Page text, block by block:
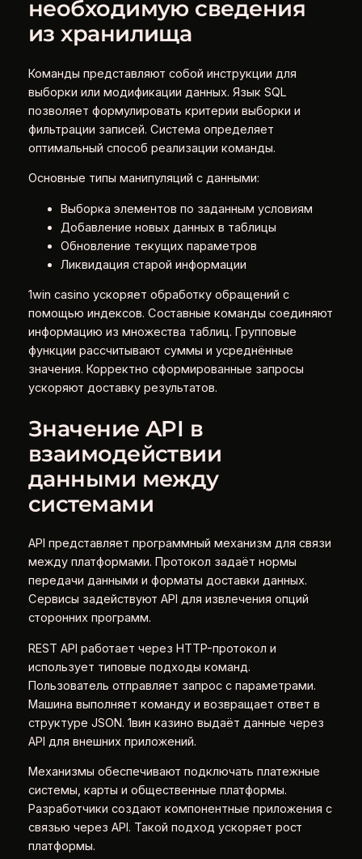
необходимую сведения
из хранилища
Команды представляют собой инструкции для
выборки или модификации данных. Язык SQL
позволяет формулировать критерии выборки и
фильтрации записей. Система определяет
оптимальный способ реализации команды.
Основные типы манипуляций с данными:
Выборка элементов по заданным условиям
Добавление новых данных в таблицы
Обновление текущих параметров
Ликвидация старой информации
1win casino ускоряет обработку обращений с
помощью индексов. Составные команды соединяют
информацию из множества таблиц. Групповые
функции рассчитывают суммы и усреднённые
значения. Корректно сформированные запросы
ускоряют доставку результатов.
Значение API в
взаимодействии
данными между
системами
API представляет программный механизм для связи
между платформами. Протокол задаёт нормы
передачи данными и форматы доставки данных.
Сервисы задействуют API для извлечения опций
сторонних программ.
REST API работает через HTTP-протокол и
использует типовые подходы команд.
Пользователь отправляет запрос с параметрами.
Машина выполняет команду и возвращает ответ в
структуре JSON. 1вин казино выдаёт данные через
API для внешних приложений.
Механизмы обеспечивают подключать платежные
системы, карты и общественные платформы.
Разработчики создают компонентные приложения с
связью через API. Такой подход ускоряет рост
платформы.